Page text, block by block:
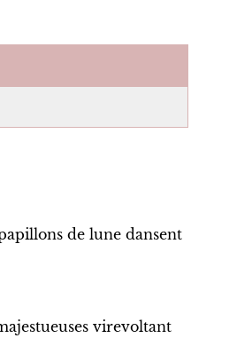
de lune dansent
virevoltant